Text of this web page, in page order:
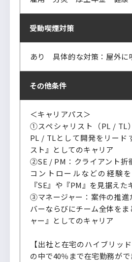
受動喫煙対策
あり 具体的な対策：屋外に
その他条件
＜キャリアパス＞
➀スペシャリスト（PL / TL
PL / TLとして開発をリード
スト』としてのキャリア
➁SE / PM：クライアント折
コントロールなどの経験
『SE』や『PM』を見据えた
③マネージャー：案件の推進
バーならびにチーム全体を
ャー』としてのキャリア
【出社と在宅のハイブリッ
の中で40％まで在宅勤務が